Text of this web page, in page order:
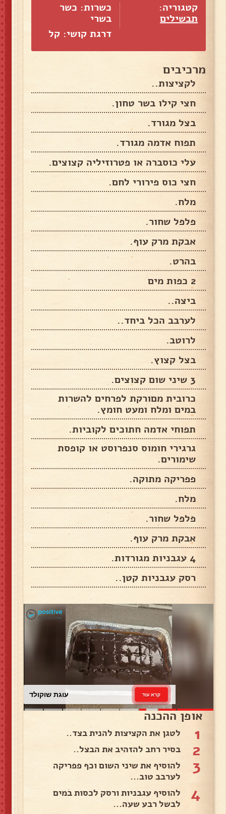
קטגוריה:
תבשילים
כשרות: כשר
בשרי
דרגת קושי: קל
מרכיבים
לקציצות..
חצי קילו בשר טחון.
בצל מגורד.
תפוח אדמה מגורד.
עלי כוסברה או פטרוזיליה קצוצים.
חצי כוס פירורי לחם.
מלח.
פלפל שחור.
אבקת מרק עוף.
בהרט.
2 כפות מים
ביצה..
לערבב הכל ביחד..
לרוטב.
בצל קצוץ.
3 שיני שום קצוצים.
כרובית מםורקת לפרחים להשרות
במים ומלח ומעט חומץ.
תפוחי אדמה חתוכים לקוביות.
גרגירי חומוס סנפרוסט או קופסת
שימורים.
פפריקה מתוקה.
מלח.
פלפל שחור.
אבקת מרק עוף.
4 עגבניות מגורדות.
רסק עגבניות קטן..
עוגת שוקולד קרא עוד
אופן ההכנה
1 לטגן את הקציצות להנית בצד..
2 בסיר רחב להזהיב את הבצל..
3
להוסיף את שיני השום וכף פפריקה
לערבב טוב...
4
להוסיף עגבניות ורסק לכסות במים
לבשל רבע שעה...